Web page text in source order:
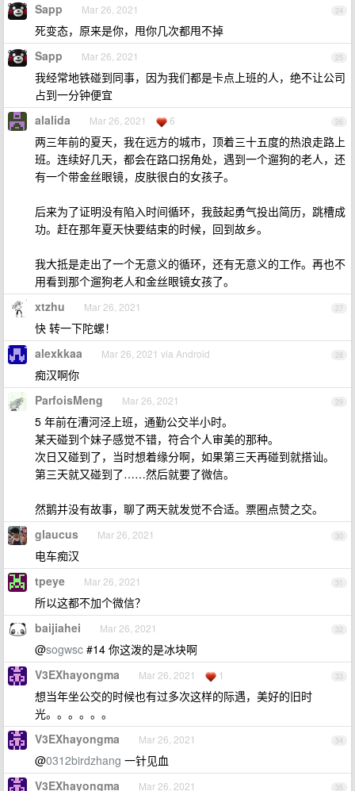
24
Sapp Mar 26, 2021
死变态，原来是你，甩你几次都甩不掉
25
Sapp Mar 26, 2021
我经常地铁碰到同事，因为我们都是卡点上班的人，绝不让公司
占到一分钟便宜
26
alalida Mar 26, 2021 6
两三年前的夏天，我在远方的城市，顶着三十五度的热浪走路上
班。连续好几天，都会在路口拐角处，遇到一个遛狗的老人，还
有一个带金丝眼镜，皮肤很白的女孩子。
后来为了证明没有陷入时间循环，我鼓起勇气投出简历，跳槽成
功。赶在那年夏天快要结束的时候，回到故乡。
我大抵是走出了一个无意义的循环，还有无意义的工作。再也不
用看到那个遛狗老人和金丝眼镜女孩了。
27
xtzhu Mar 26, 2021
快 转一下陀螺！
28
alexkkaa Mar 26, 2021 via Android
痴汉啊你
29
ParfoisMeng Mar 26, 2021
5 年前在漕河泾上班，通勤公交半小时。
某天碰到个妹子感觉不错，符合个人审美的那种。
次日又碰到了，当时想着缘分啊，如果第三天再碰到就搭讪。
第三天就又碰到了……然后就要了微信。
然鹅并没有故事，聊了两天就发觉不合适。票圈点赞之交。
30
glaucus Mar 26, 2021
电车痴汉
31
tpeye Mar 26, 2021
所以这都不加个微信？
32
baijiahei Mar 26, 2021
@sogwsc #14 你这泼的是冰块啊
33
V3EXhayongma Mar 26, 2021 1
想当年坐公交的时候也有过多次这样的际遇，美好的旧时
光。。。。。。
34
V3EXhayongma Mar 26, 2021
@0312birdzhang 一针见血
35
V3EXhayongma Mar 26, 2021